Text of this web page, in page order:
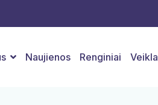
Naujienos Renginiai Veikla